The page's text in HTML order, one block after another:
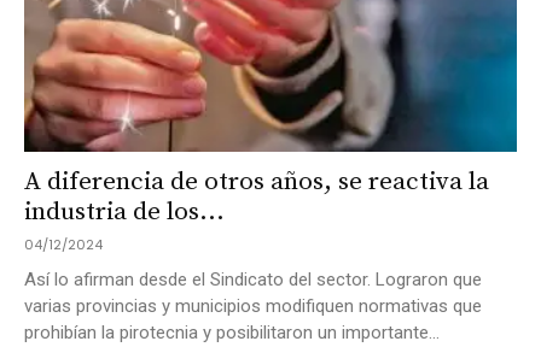
A diferencia de otros años, se reactiva la
industria de los...
04/12/2024
Así lo afirman desde el Sindicato del sector. Lograron que
varias provincias y municipios modifiquen normativas que
prohibían la pirotecnia y posibilitaron un importante...